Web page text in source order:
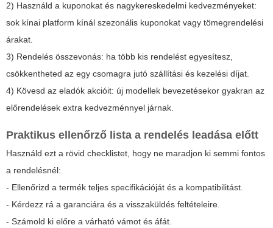
2) Használd a kuponokat és nagykereskedelmi kedvezményeket:
sok kínai platform kínál szezonális kuponokat vagy tömegrendelési
árakat.
3) Rendelés összevonás: ha több kis rendelést egyesítesz,
csökkentheted az egy csomagra jutó szállítási és kezelési díjat.
4) Kövesd az eladók akcióit: új modellek bevezetésekor gyakran az
előrendelések extra kedvezménnyel járnak.
Praktikus ellenőrző lista a rendelés leadása előtt
Használd ezt a rövid checklistet, hogy ne maradjon ki semmi fontos
a rendelésnél:
- Ellenőrizd a termék teljes specifikációját és a kompatibilitást.
- Kérdezz rá a garanciára és a visszaküldés feltételeire.
- Számold ki előre a várható vámot és áfát.